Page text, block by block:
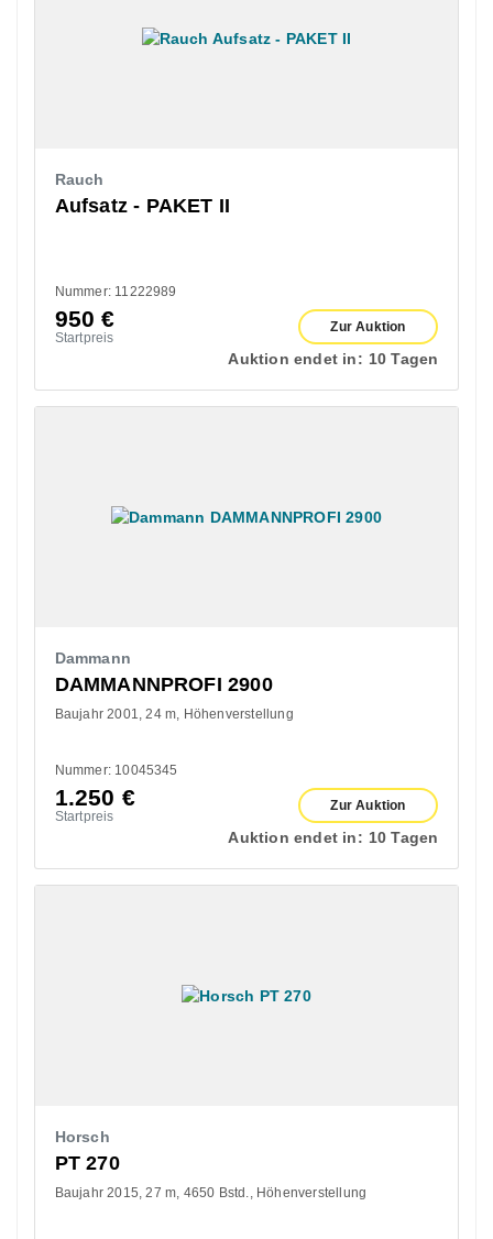
Rauch
Aufsatz - PAKET II
Nummer: 11222989
950€
Startpreis
Zur Auktion
Auktion endet in: 10 Tagen
Dammann
DAMMANNPROFI 2900
Baujahr 2001 24 m Höhenverstellung
Nummer: 10045345
1.250 €
Startpreis
Zur Auktion
Auktion endet in: 10 Tagen
Horsch
PT 270
Baujahr 2015 27 m 4650 Bstd. Höhenverstellung